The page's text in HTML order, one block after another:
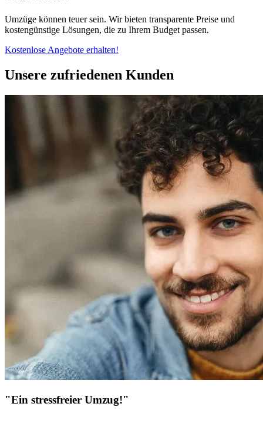
Umzüge können teuer sein. Wir bieten transparente Preise und
kostengünstige Lösungen, die zu Ihrem Budget passen.
Kostenlose Angebote erhalten!
Unsere zufriedenen Kunden
"Ein stressfreier Umzug!"